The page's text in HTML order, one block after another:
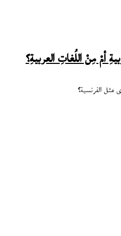
أمْ مِنْ اللُغاتِ العربيةِ؟
مثل الفرنسية؟